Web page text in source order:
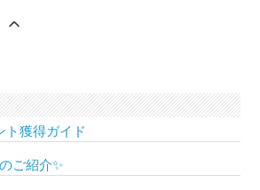
ト獲得ガイド
ご紹介✨